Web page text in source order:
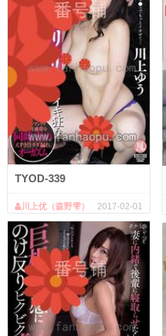
TYOD-339
2017-02-01
川上优（森野雫）